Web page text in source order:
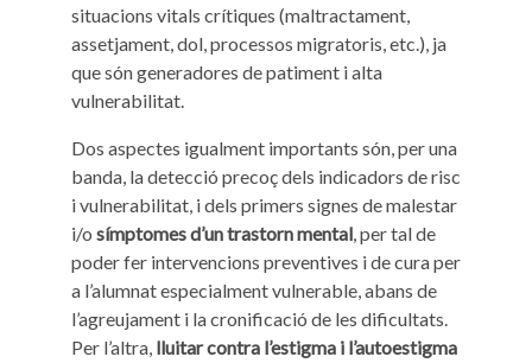
situacions vitals crítiques (maltractament,
assetjament, dol, processos migratoris, etc.), ja
que són generadores de patiment i alta
vulnerabilitat.
Dos aspectes igualment importants són, per una
banda, la detecció precoç dels indicadors de risc
i vulnerabilitat, i dels primers signes de malestar
i/o símptomes d’un trastorn mental, per tal de
poder fer intervencions preventives i de cura per
a l’alumnat especialment vulnerable, abans de
l’agreujament i la cronificació de les dificultats.
Per l’altra, lluitar contra l’estigma i l’autoestigma